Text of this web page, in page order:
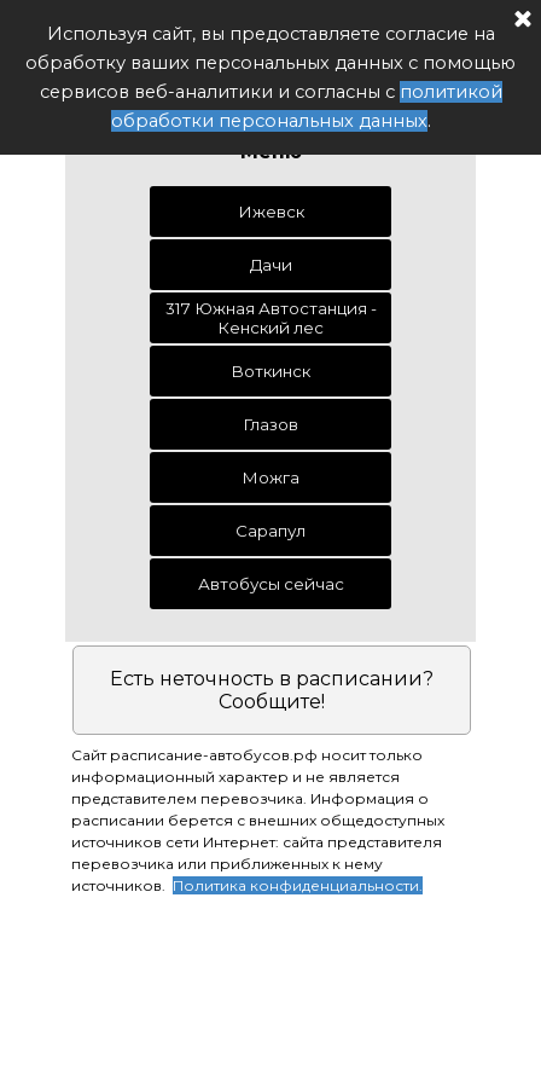
Используя сайт, вы предоставляете согласие на
обработку ваших персональных данных с помощью
сервисов веб-аналитики и согласны с политикой
обработки персональных данных.
Поиск
Удмуртия
Меню
Ижевск
Дачи
317 Южная Автостанция -
Кенский лес
Воткинск
Глазов
Можга
Сарапул
Автобусы сейчас
Есть неточность в расписании?
Сообщите!
Сайт расписание-автобусов.рф носит только
информационный характер и не является
представителем перевозчика. Информация о
расписании берется с внешних общедоступных
источников сети Интернет: сайта представителя
перевозчика или приближенных к нему
источников. Политика конфиденциальности.